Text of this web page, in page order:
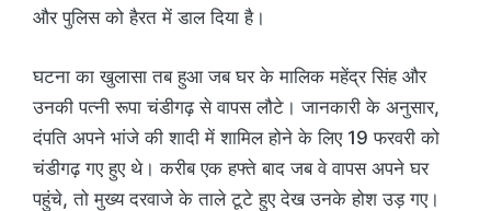
और पुलिस को हैरत में डाल दिया है।
घटना का खुलासा तब हुआ जब घर के मालिक महेंद्र सिंह और
उनकी पत्नी रूपा चंडीगढ़ से वापस लौटे। जानकारी के अनुसार,
दंपति अपने भांजे की शादी में शामिल होने के लिए 19 फरवरी को
चंडीगढ़ गए हुए थे। करीब एक हफ्ते बाद जब वे वापस अपने घर
पहुंचे, तो मुख्य दरवाजे के ताले टूटे हुए देख उनके होश उड़ गए।